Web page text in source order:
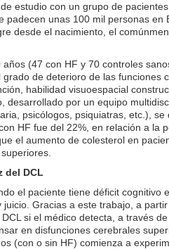
estudio con un grupo de
padecen unas 100 mil personas en
desde el nacimiento, el
(47 con HF y 70 controles
de deterioro de las funciones
habilidad visuoespacial
desarrollado por un equipo
psicólogos, psiquiatras, etc.),
HF fue del 22%, en relación a la
el aumento de colesterol en
del DCL
el paciente tiene déficit cognitivo
Gracias a este trabajo, a
si el médico detecta, a través
en disfunciones cerebrales
(con o sin HF) comienza a